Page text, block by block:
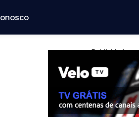
— Publicidade —